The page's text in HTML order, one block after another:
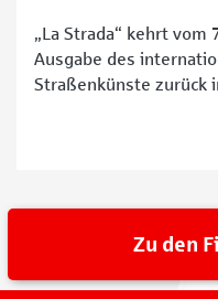
„La Strada“ kehrt
Ausgabe des
Straßenkünste zurück
„Lust auf die
lebendige Bühne, auf
Zu den